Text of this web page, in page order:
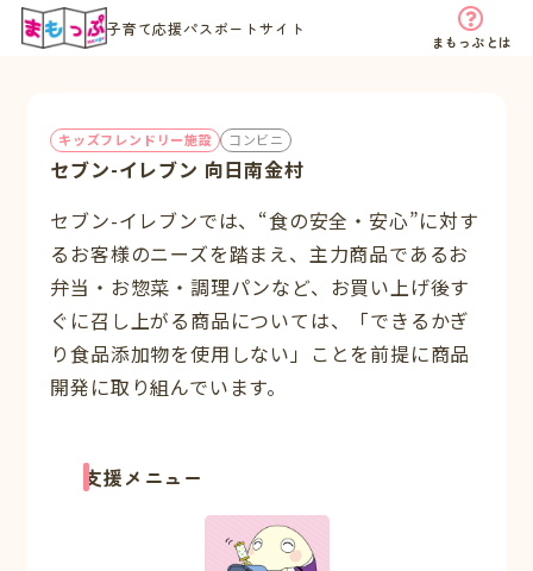
子育て応援パスポートサイト
まもっぷとは
キッズフレンドリー施設 コンビニ
セブン-イレブン 向日南金村
セブン-イレブンでは、“食の安全・安心”に対す
るお客様のニーズを踏まえ、主力商品であるお
弁当・お惣菜・調理パンなど、お買い上げ後す
ぐに召し上がる商品については、「できるかぎ
り食品添加物を使用しない」ことを前提に商品
開発に取り組んでいます。
支援メニュー